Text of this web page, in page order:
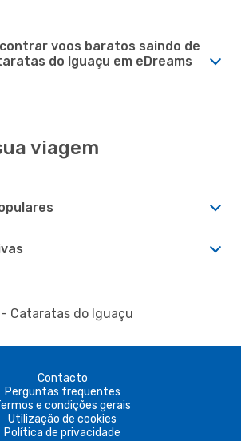
voos baratos saindo de
do Iguaçu em eDreams
viagem
- Cataratas do Iguaçu
Contacto
Perguntas frequentes
e condições gerais
Utilização de cookies
Política de privacidade